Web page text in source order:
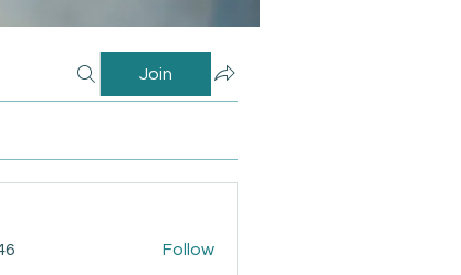
Join
Follow